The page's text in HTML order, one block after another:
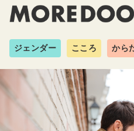
ジェンダー こころ から